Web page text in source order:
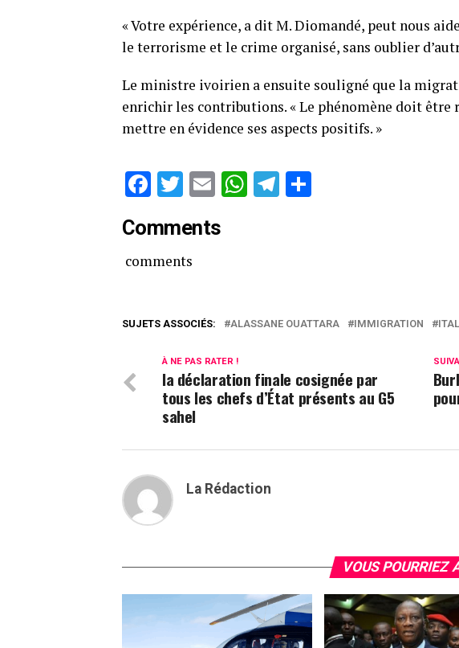
« Votre expérience, a dit M. Diomandé, peut nous
le terrorisme et le crime organisé, sans oublier
Le ministre ivoirien a ensuite souligné que la
enrichir les contributions. « Le phénomène doit
mettre en évidence ses aspects positifs. »
Facebook
Twitter
EmailWhatsApp
Telegram
Comments
comments
SUJETS ASSOCIÉS: ALASSANE OUATTARA IMMIGRATION
À NE PAS RATER !
la déclaration finale cosignée par
tous les chefs d’État présents au G5
sahel
La Rédaction
VOUS POURRIEZ